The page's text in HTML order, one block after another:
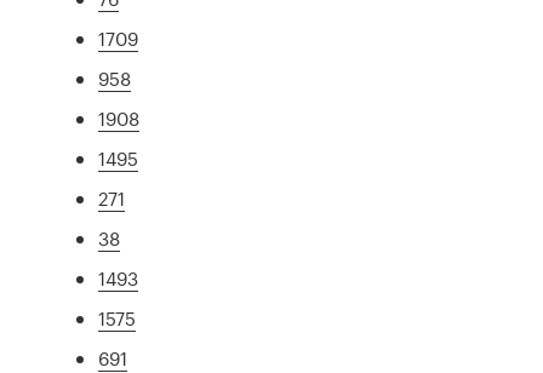
1709
958
1908
1495
271
38
1493
1575
691